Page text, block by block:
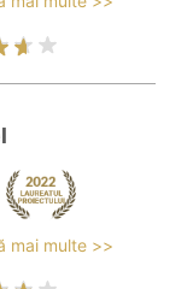
mai multe >>